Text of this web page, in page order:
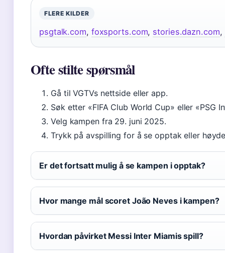
FLERE KILDER
psgtalk.com, foxsports.com, stories.dazn.com,
Ofte stilte spørsmål
Gå til VGTVs nettside eller app.
Søk etter «FIFA Club World Cup» eller «PSG
Velg kampen fra 29. juni 2025.
Trykk på avspilling for å se opptak eller
Er det fortsatt mulig å se kampen i opptak?
Hvor mange mål scoret João Neves i kampen?
Hvordan påvirket Messi Inter Miamis spill?